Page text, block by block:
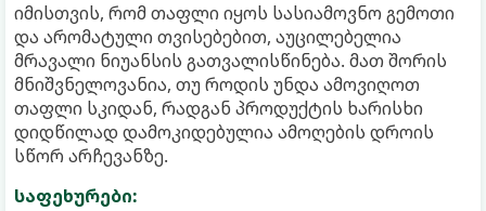
იმისთვის, რომ თაფლი იყოს სასიამოვნო გემოთი
და არომატული თვისებებით, აუცილებელია
მრავალი ნიუანსის გათვალისწინება. მათ შორის
მნიშვნელოვანია, თუ როდის უნდა ამოვიღოთ
თაფლი სკიდან, რადგან პროდუქტის ხარისხი
დიდწილად დამოკიდებულია ამოღების დროის
სწორ არჩევანზე.
საფეხურები: